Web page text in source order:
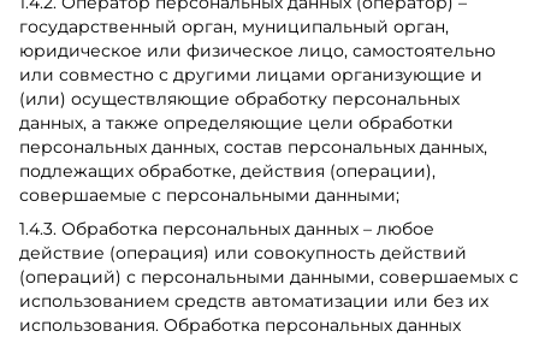
государственный орган, муниципальный орган,
юридическое или физическое лицо, самостоятельно
или совместно с другими лицами организующие и
(или) осуществляющие обработку персональных
данных, а также определяющие цели обработки
персональных данных, состав персональных данных,
подлежащих обработке, действия (операции),
совершаемые с персональными данными;
1.4.3. Обработка персональных данных – любое
действие (операция) или совокупность действий
(операций) с персональными данными, совершаемых с
использованием средств автоматизации или без их
использования. Обработка персональных данных